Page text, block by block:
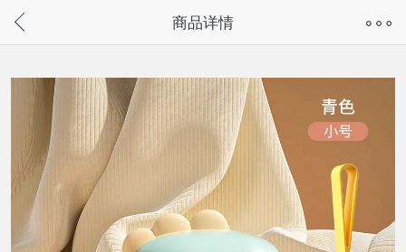
请通过微信或支付宝搜“奇兔客小程序”访问
商品详情